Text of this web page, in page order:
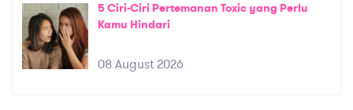
5 Ciri-Ciri Pertemanan Toxic yang Perlu
Kamu Hindari
08 August 2026